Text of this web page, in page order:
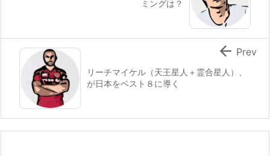
ミングは？
リーチマイケル（天王星人＋霊合星人）、
が日本をベスト８に導く
 Prev